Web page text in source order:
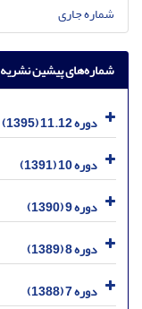
شماره جاری
شماره‌های پیشین نشریه
دوره 11.12 (1395)
دوره 10 (1391)
دوره 9 (1390)
دوره 8 (1389)
دوره 7 (1388)